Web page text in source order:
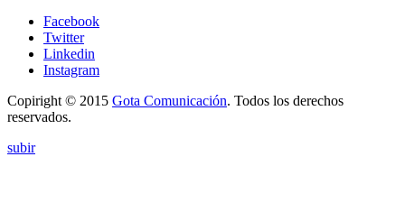
Facebook
Twitter
Linkedin
Instagram
Copiright © 2015 Gota Comunicación. Todos los derechos
reservados.
subir